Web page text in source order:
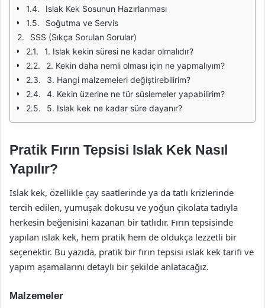
Islak Kek Sosunun Hazırlanması
Soğutma ve Servis
SSS (Sıkça Sorulan Sorular)
1. Islak kekin süresi ne kadar olmalıdır?
2. Kekin daha nemli olması için ne yapmalıyım?
3. Hangi malzemeleri değiştirebilirim?
4. Kekin üzerine ne tür süslemeler yapabilirim?
5. Islak kek ne kadar süre dayanır?
Pratik Fırın Tepsisi Islak Kek Nasıl
Yapılır?
Islak kek, özellikle çay saatlerinde ya da tatlı krizlerinde
tercih edilen, yumuşak dokusu ve yoğun çikolata tadıyla
herkesin beğenisini kazanan bir tatlıdır. Fırın tepsisinde
yapılan ıslak kek, hem pratik hem de oldukça lezzetli bir
seçenektir. Bu yazıda, pratik bir fırın tepsisi ıslak kek tarifi ve
yapım aşamalarını detaylı bir şekilde anlatacağız.
Malzemeler